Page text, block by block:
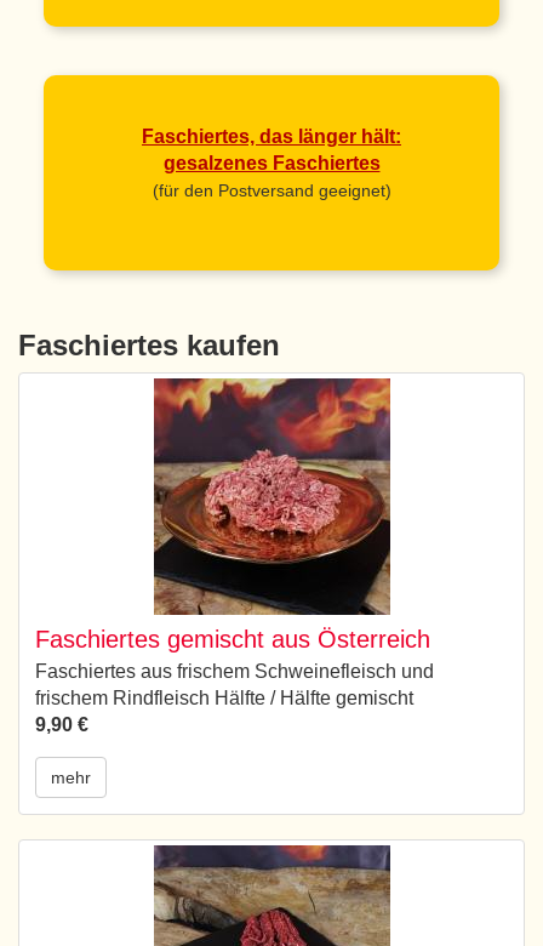
Faschiertes, das länger hält:
gesalzenes Faschiertes
(für den Postversand geeignet)
Faschiertes kaufen
Faschiertes gemischt aus Österreich
Faschiertes aus frischem Schweinefleisch und
frischem Rindfleisch Hälfte / Hälfte gemischt
9,90 €
mehr